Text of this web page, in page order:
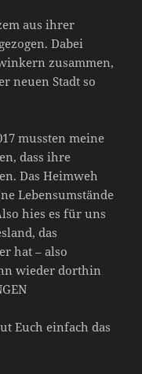
aus ihrer
Dabei
zusammen,
neuen Stadt so
mussten meine
dass ihre
Das Heimweh
Lebensumstände
hies es für uns
das
hat – also
wieder dorthin
Euch einfach das